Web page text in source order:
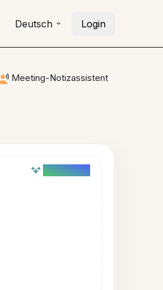
Deutsch Login
Meeting-Notizassistent
AI powered